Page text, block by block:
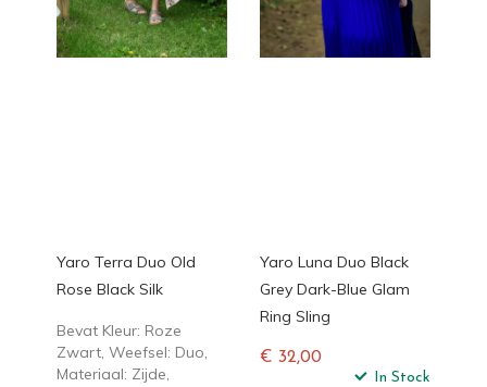
Yaro Terra Duo Old
Rose Black Silk
Bevat Kleur: Roze
Zwart, Weefsel: Duo,
Materiaal: Zijde,
Yaro Luna Duo Black
Grey Dark-Blue Glam
Ring Sling
€ 32,00
In Stock